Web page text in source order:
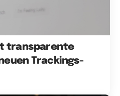
transparente
Trackings-